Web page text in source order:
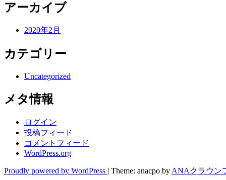
アーカイブ
2020年2月
カテゴリー
Uncategorized
メタ情報
ログイン
投稿フィード
コメントフィード
WordPress.org
Proudly powered by WordPress | Theme: anacpo by ANAクラウン